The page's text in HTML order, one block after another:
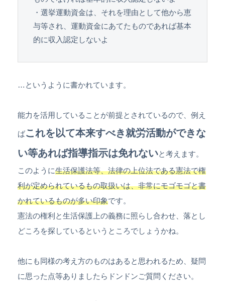
・選挙運動資金は、それを理由として他から恵
与等され、運動資金にあてたものであれば基本
的に収入認定しないよ
…というように書かれています。
能力を活用していることが前提とされているので、例え
ばこれを以て本来すべき就労活動ができな
い等あれば指導指示は免れないと考えます。
このように生活保護法等、法律の上位法である憲法で権
利が定められているもの取扱いは、非常にモゴモゴと書
かれているものが多い印象です。
憲法の権利と生活保護上の義務に照らし合わせ、落とし
どころを探しているというところでしょうかね。
他にも同様の考え方のものはあると思われるため、疑問
に思った点等ありましたらドンドンご質問ください。